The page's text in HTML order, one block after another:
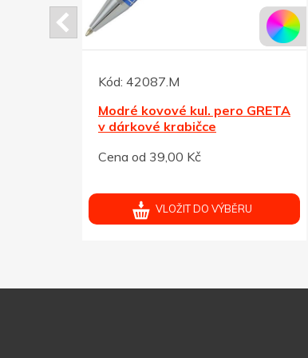
Kód: 42087.M
Modré kovové kul. pero GRETA
v dárkové krabičce
Cena od 39,00 Kč
VLOŽIT DO VÝBĚRU